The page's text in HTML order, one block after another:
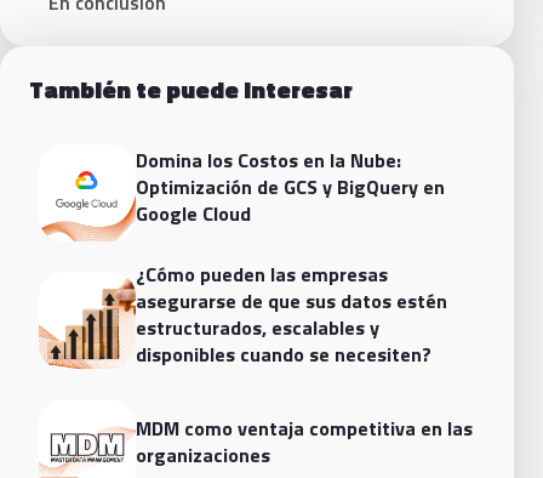
También te puede interesar
Domina los Costos en la Nube:
Optimización de GCS y BigQuery en
Google Cloud
¿Cómo pueden las empresas
asegurarse de que sus datos estén
estructurados, escalables y
disponibles cuando se necesiten?
MDM como ventaja competitiva en las
organizaciones